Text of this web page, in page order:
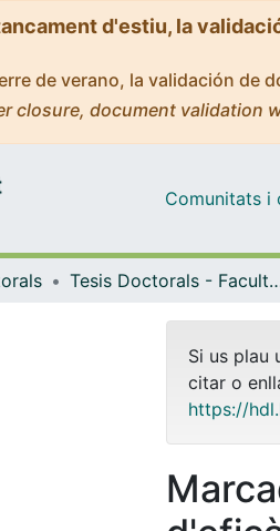
d'estiu, la
de verano, la validación de
closure, document validation
Comunitats i
Tesis Doctorals - Facultat -
Si us plau
citar o
https://